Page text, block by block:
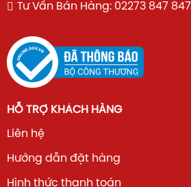
Tư Vấn Bán Hàng: 02273 847 847
HỖ TRỢ KHÁCH HÀNG
Liên hệ
Hướng dẫn đặt hàng
Hình thức thanh toán